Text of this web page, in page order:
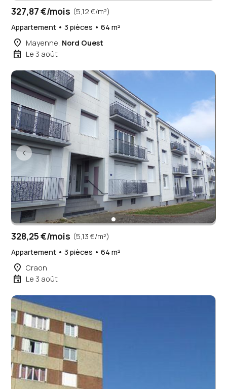
327,87 €/mois (5,12 €/m²)
Appartement • 3 pièces • 64 m²
place Mayenne, Nord Ouest
event Le 3 août
328,25 €/mois (5,13 €/m²)
Appartement • 3 pièces • 64 m²
place Craon
event Le 3 août